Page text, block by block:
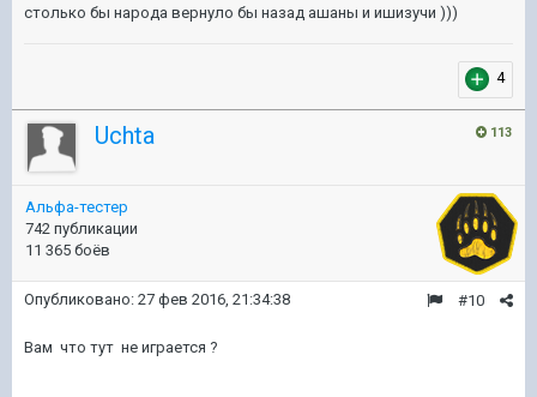
столько бы народа вернуло бы назад ашаны и ишизучи )))
4
113
Uchta
Альфа-тестер
742 публикации
11 365 боёв
#10
Опубликовано: 27 фев 2016, 21:34:38
Вам что тут не играется ?